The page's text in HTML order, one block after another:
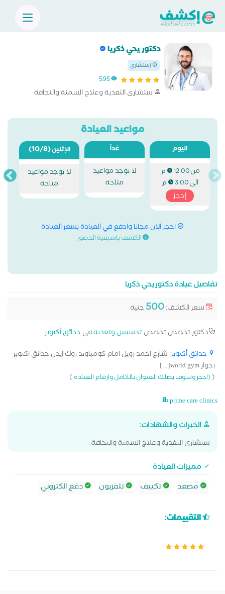
دكتور يحي ذكريا
إستشاري
595
ستشارى التغذية وعلاج السمنة والنحافة
مواعيد العيادة
اليوم
من12:00 م
الى3:00 م
إحجز
غداً
لا توجد مواعيد
متاحة
الإثنين(10/8)
لا توجد مواعيد
متاحة
احجز الان مجانا وادفع في العيادة بسعر العيادة
الكشف باسبقية الحضور
تفاصيل عيادة دكتور يحي ذكريا
سعر الكشف:500 جنيه
دكتور تخصص تخصص تخسيس وتغذيةفي حدائق أكتوبر
حدائق أكتوبر: شارع احمد زويل امام كومباوند روك ايدن حدائق اكتوبر
بجوار world gym[...]
((احجز وسوف يصلك العنوان بالكامل وارقام العيادة)
prime care clinics
الخبرات والشهادات:
ستشارى التغذية وعلاج السمنة والنحافة
مميزات العيادة
مصعد
تكييف تلفزيون دفع الكتروني
التقييمات: